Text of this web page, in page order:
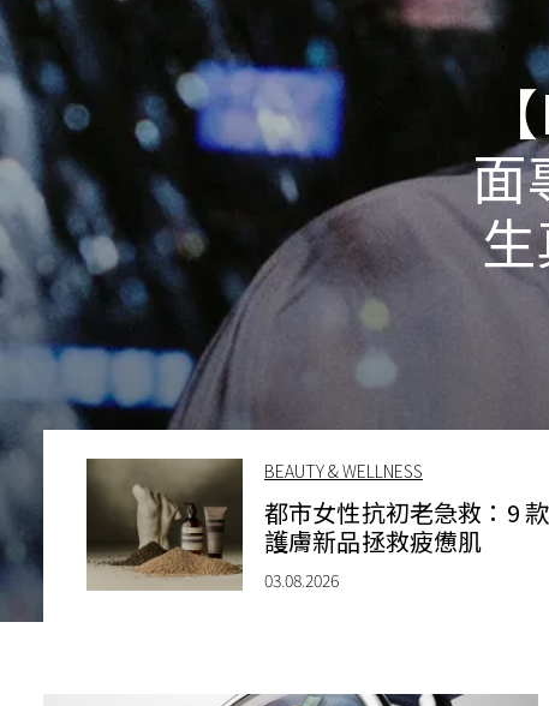
面
BEAUTY & WELLNESS
都市女性抗初老急救：9 款
護膚新品拯救疲憊肌
03.08.2026